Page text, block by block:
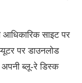
साइट पर
पर डाउनलोड
ब्लू-रे डिस्क